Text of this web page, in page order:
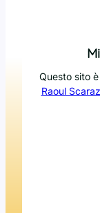
Questo sito
Raoul